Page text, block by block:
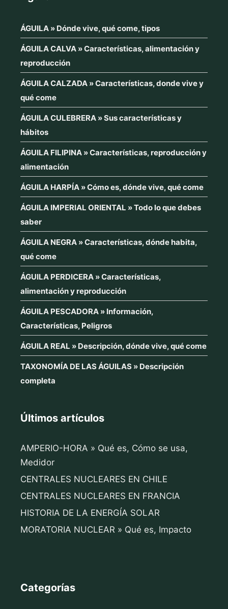
ÁGUILA » Dónde vive, qué come, tipos
ÁGUILA CALVA » Características, alimentación y
reproducción
ÁGUILA CALZADA » Características, donde vive y
qué come
ÁGUILA CULEBRERA » Sus características y
hábitos
ÁGUILA FILIPINA » Características, reproducción y
alimentación
ÁGUILA HARPÍA » Cómo es, dónde vive, qué come
ÁGUILA IMPERIAL ORIENTAL » Todo lo que debes
saber
ÁGUILA NEGRA » Características, dónde habita,
qué come
ÁGUILA PERDICERA » Características,
alimentación y reproducción
ÁGUILA PESCADORA » Información,
Características, Peligros
ÁGUILA REAL » Descripción, dónde vive, qué come
TAXONOMÍA DE LAS ÁGUILAS » Descripción
completa
Últimos artículos
AMPERIO-HORA » Qué es, Cómo se usa,
Medidor
CENTRALES NUCLEARES EN CHILE
CENTRALES NUCLEARES EN FRANCIA
HISTORIA DE LA ENERGÍA SOLAR
MORATORIA NUCLEAR » Qué es, Impacto
Categorías